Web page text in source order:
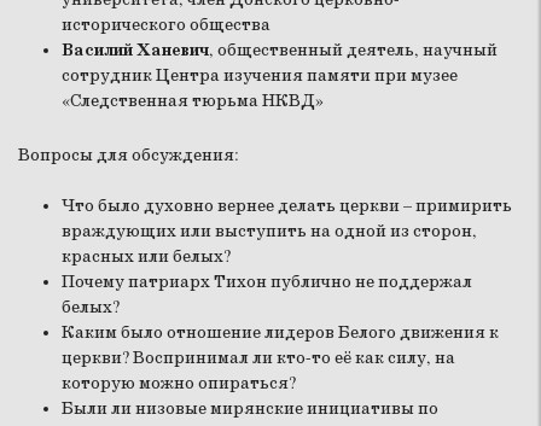
исторического общества
Василий Ханевич, общественный деятель, научный
сотрудник Центра изучения памяти при музее
«Следственная тюрьма НКВД»
Вопросы для обсуждения:
Что было духовно вернее делать церкви – примирить
враждующих или выступить на одной из сторон,
красных или белых?
Почему патриарх Тихон публично не поддержал
белых?
Каким было отношение лидеров Белого движения к
церкви? Воспринимал ли кто-то её как силу, на
которую можно опираться?
Были ли низовые мирянские инициативы по